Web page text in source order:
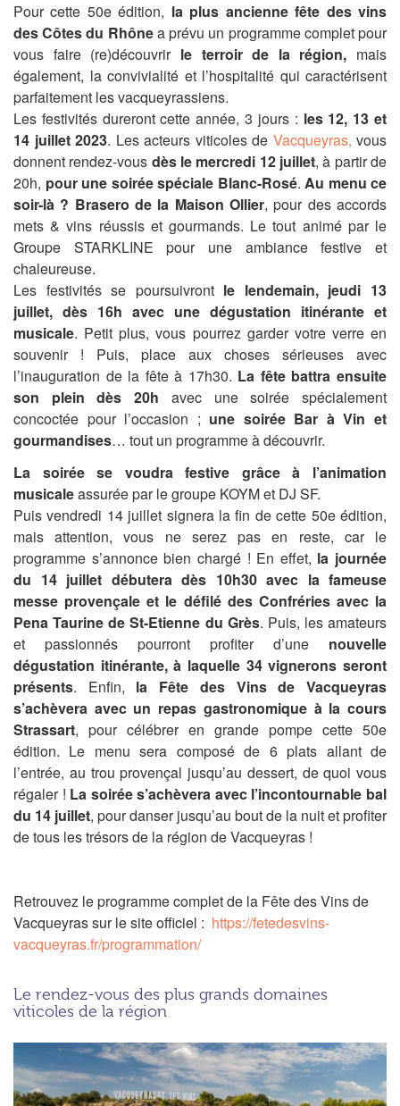
Pour cette 50e édition, la plus ancienne fête des vins
des Côtes du Rhônea prévu un programme complet pour
vous faire (re)découvrir le terroir de la région, mais
également, la convivialité et l’hospitalité qui caractérisent
parfaitement les vacqueyrassiens.
Les festivités dureront cette année, 3 jours : les 12, 13 et
14 juillet 2023. Les acteurs viticoles de Vacqueyras, vous
donnent rendez-vous dès le mercredi 12 juillet, à partir de
20h, pour une soirée spéciale Blanc-Rosé. Au menu ce
soir-là ? Brasero de la Maison Ollier, pour des accords
mets & vins réussis et gourmands. Le tout animé par le
Groupe STARKLINE pour une ambiance festive et
chaleureuse.
Les festivités se poursuivrontle lendemain, jeudi 13
juillet, dès 16h avec une dégustation itinérante et
musicale. Petit plus, vous pourrez garder votre verre en
souvenir ! Puis, place aux choses sérieuses avec
l’inauguration de la fête à 17h30. La fête battra ensuite
son plein dès 20h avec une soirée spécialement
concoctée pour l’occasion ; une soirée Bar à Vin et
gourmandises… tout un programme à découvrir.
La soirée se voudra festive grâce à l’animation
musicaleassurée par le groupe KOYM et DJ SF.
Puis vendredi 14 juillet signera la fin de cette 50e édition,
mais attention, vous ne serez pas en reste, car le
programme s’annonce bien chargé ! En effet, la journée
du 14 juillet débutera dès 10h30 avec la fameuse
messe provençale et le défilé des Confréries avec la
Pena Taurine de St-Etienne du Grès. Puis, les amateurs
et passionnés pourront profiter d’une nouvelle
dégustation itinérante, à laquelle 34 vignerons seront
présents. Enfin, la Fête des Vins de Vacqueyras
s’achèvera avec un repas gastronomique à la cours
Strassart, pour célébrer en grande pompe cette 50e
édition. Le menu sera composé de 6 plats allant de
l’entrée, au trou provençal jusqu’au dessert, de quoi vous
régaler ! La soirée s’achèvera avec l’incontournable bal
du 14 juillet, pour danser jusqu’au bout de la nuit et profiter
de tous les trésors de la région de Vacqueyras !
Retrouvez le programme complet de la Fête des Vins de
Vacqueyras sur le site officiel : https://fetedesvins-
vacqueyras.fr/programmation/
Le rendez-vous des plus grands domaines
viticoles de la région